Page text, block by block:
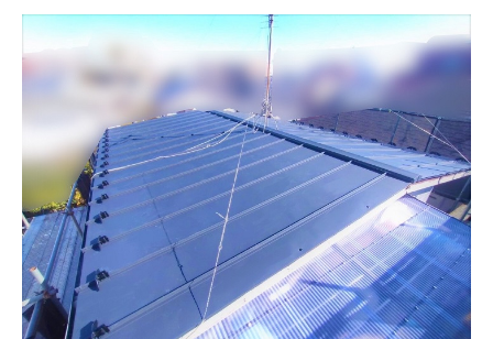
挑戦！地域No.1
お客様の声
工事日記
実績マンションリスト
リフォームに役立つ情報
はじめてのリフォーム
リフォームに必要な知識
リフォームにかかる費用
その他
リフォームの流れ
よくある質問
メディア紹介
介護保険適用の住宅改修について
インフォメーション
会社概要
政府や行政への登録情報
店舗情報
スタッフ紹介
お問い合わせ